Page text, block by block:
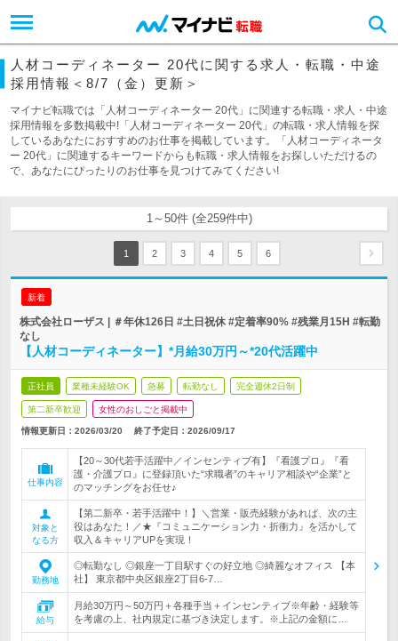
人材コーディネーター 20代に関する求人・転職・中途
採用情報＜8/7（金）更新＞
マイナビ転職では「人材コーディネーター 20代」に関連する転職・求人・中途
採用情報を多数掲載中!「人材コーディネーター 20代」の転職・求人情報を探
しているあなたにおすすめのお仕事を掲載しています。「人材コーディネータ
ー 20代」に関連するキーワードからも転職・求人情報をお探しいただけるの
で、あなたにぴったりのお仕事を見つけてみてください!
1～50件 (全259件中)
1 2 3 4 5 6
新着
株式会社ローザス | ＃年休126日 #土日祝休 #定着率90% #残業月15H #転勤
なし
【人材コーディネーター】*月給30万円～*20代活躍中
正社員 業種未経験OK 急募 転勤なし 完全週休2日制
第二新卒歓迎 女性のおしごと掲載中
情報更新日：2026/03/20 終了予定日： 2026/09/17
仕事内容
【20～30代若手活躍中／インセンティブ有】『看護プロ』『看
護・介護プロ』に登録頂いた“求職者”のキャリア相談や“企業”と
のマッチングをお任せ♪
対象と
なる方
【第二新卒・若手活躍中！】＼営業・販売経験があれば、次の主
役はあなた！／★『コミュニケーション力・折衝力』を活かして
収入＆キャリアUPを実現！
勤務地
◎転勤なし ◎銀座一丁目駅すぐの好立地 ◎綺麗なオフィス 【本
社】 東京都中央区銀座2丁目6-7…
給与
月給30万円～50万円＋各種手当＋インセンティブ※年齢・経験等
を考慮の上、社内規定に基づき決定します。※上記の金額に…